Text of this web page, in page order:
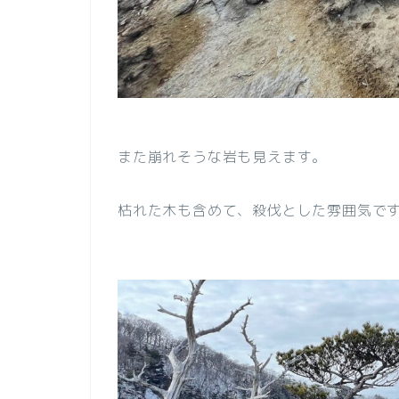
また崩れそうな岩も見えます。
枯れた木も含めて、殺伐とした雰囲気で